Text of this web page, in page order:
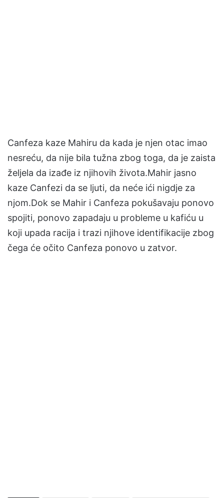
Canfeza kaze Mahiru da kada je njen otac imao
nesreću, da nije bila tužna zbog toga, da je zaista
željela da izađe iz njihovih života.Mahir jasno
kaze Canfezi da se ljuti, da neće ići nigdje za
njom.Dok se Mahir i Canfeza pokušavaju ponovo
spojiti, ponovo zapadaju u probleme u kafiću u
koji upada racija i trazi njihove identifikacije zbog
čega će očito Canfeza ponovo u zatvor.